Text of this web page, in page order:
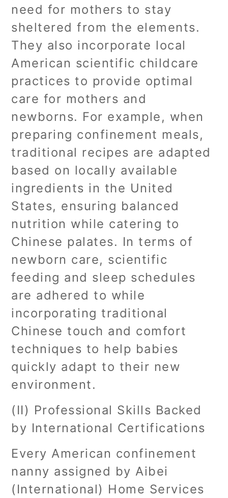
need for mothers to stay
sheltered from the elements.
They also incorporate local
American scientific childcare
practices to provide optimal
care for mothers and
newborns. For example, when
preparing confinement meals,
traditional recipes are adapted
based on locally available
ingredients in the United
States, ensuring balanced
nutrition while catering to
Chinese palates. In terms of
newborn care, scientific
feeding and sleep schedules
are adhered to while
incorporating traditional
Chinese touch and comfort
techniques to help babies
quickly adapt to their new
environment.
(II) Professional Skills Backed
by International Certifications
Every American confinement
nanny assigned by Aibei
(International) Home Services